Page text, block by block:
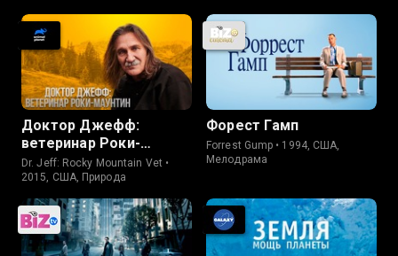
Доктор Джефф:
ветеринар Роки-
Маунтин
Dr. Jeff: Rocky Mountain Vet •
2015, США, Природа
Форест Гамп
Forrest Gump • 1994, США,
Мелодрама